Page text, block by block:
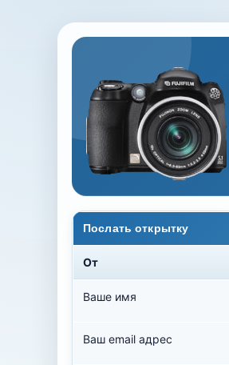
Послать открытку
От
Ваше имя
Ваш email адрес